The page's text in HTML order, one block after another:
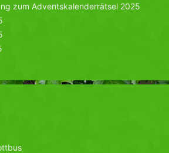
zum Adventskalenderrätsel 2025